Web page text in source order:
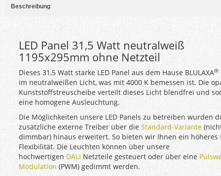
Beschreibung
LED Panel 31,5 Watt neutralweiß
1195x295mm ohne Netzteil
Dieses 31,5 Watt starke LED Panel aus dem Hause BLULAXA®
im neutralweißen Licht, was mit 4000 K bemessen ist. Die
Kunststoffstreuscheibe verteilt dieses Licht blendfrei und
eine homogene Ausleuchtung.
Die Möglichkeiten unsere LED Panels zu betreiben wurden
zusätzliche externe Treiber über die Standard-Variante
dimmbar) hinaus erweitert. So bieten wir Ihnen ein höheres
Flexibilität. Die Leuchten können über unsere
hochwertigen DALI Netzteile gesteuert oder über eine
Modulation (PWM) gedimmt werden.